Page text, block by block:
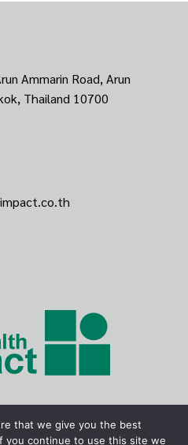
Ammarin Road, Arun
Thailand 10700
that we give you the best
you continue to use this site we